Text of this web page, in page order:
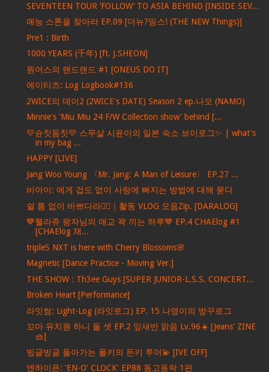
SEVENTEEN TOUR ‘FOLLOW’ TO ASIA BEHIND [INSIDE SEV...
예능 스톤을 찾아라 EP.09 [더뉴?띵스! (THE NEW Things)]
Pre1 : Birth
1000 YEARS (千年) [ft. J.SHEON]
원어스의 랜드랜드 #1 [ONEUS DO IT]
에이티즈: Log Logbook#136
2WICE의 데이2 (2WICE's DATE) Season 2 ep.나모 (NAMO)
Minnie's 'Miu Miu 24 F/W Collection show' behind [...
💛슌칫둠칫💛 스무살 시윤이의 일본 숙소 브이로그✨ | what's
in my bag ...
HAPPY [LIVE]
Jang Woo Young 〈Mr. Jang: A Man of Leisure〉 EP.27 ...
비아이: 에게 겁도 없이 사랑에 빠지는 방법에 대해 묻다
쉴 틈 없이 바쁘다라🏃‍♀｜활동 VLOG 모음Zip. [DARALOG]
💙웰라쥬 왕자님의 애교 꽉 끼는 하루💙 EP.4 CHAElog #1
[CHAElog 채...
tripleS NXT is here with Cherry Blossoms🌸
Magnetic [Dance Practice - Moving Ver.]
THE SHOW : Th3ee Guys [SUPER JUNIOR-L.S.S. CONCERT...
Broken Heart [Performance]
라잇썸: Light-Log (라잇로그) EP. 15 나영이의 방꾸로그
꼬마 유치원 하니 둘 셋 EP.2 잎새반 맑음 Lv.96☀️ [Jeans' ZINE
🧺]
빙글빙글 돌아가는 폴키의 돈키 투어💫 [IVE OFF]
엔하이픈: 'EN-O' CLOCK' EP88 동고동락 1편